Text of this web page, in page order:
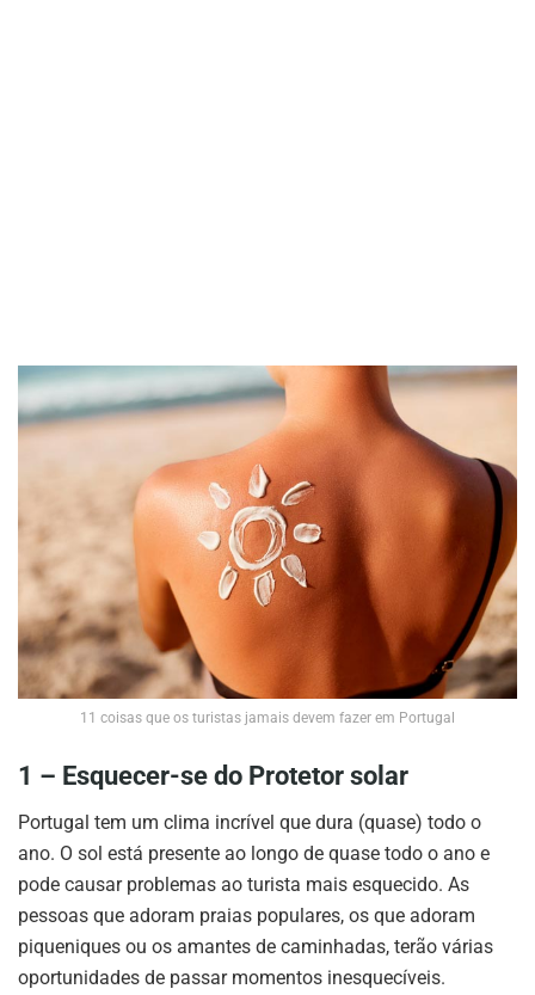
11 coisas que os turistas jamais devem fazer em Portugal
1 – Esquecer-se do Protetor solar
Portugal tem um clima incrível que dura (quase) todo o
ano. O sol está presente ao longo de quase todo o ano e
pode causar problemas ao turista mais esquecido. As
pessoas que adoram praias populares, os que adoram
piqueniques ou os amantes de caminhadas, terão várias
oportunidades de passar momentos inesquecíveis.